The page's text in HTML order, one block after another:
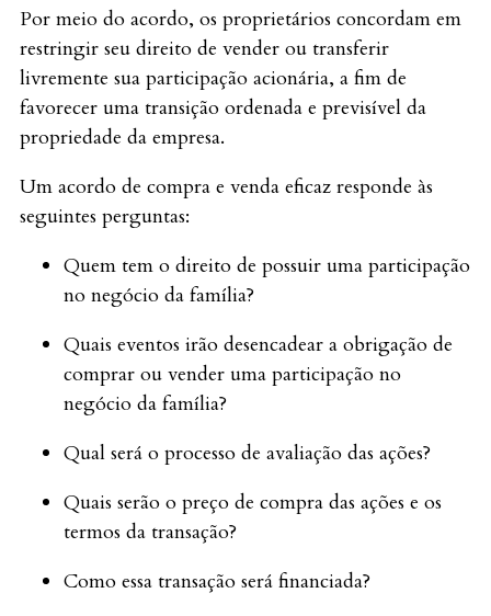
Por meio do acordo, os proprietários concordam em
restringir seu direito de vender ou transferir
livremente sua participação acionária, a fim de
favorecer uma transição ordenada e previsível da
propriedade da empresa.
Um acordo de compra e venda eficaz responde às
seguintes perguntas:
Quem tem o direito de possuir uma participação
no negócio da família?
Quais eventos irão desencadear a obrigação de
comprar ou vender uma participação no
negócio da família?
Qual será o processo de avaliação das ações?
Quais serão o preço de compra das ações e os
termos da transação?
Como essa transação será financiada?